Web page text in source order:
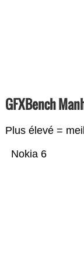
GFXBench
Plus élevé =
Nokia 6